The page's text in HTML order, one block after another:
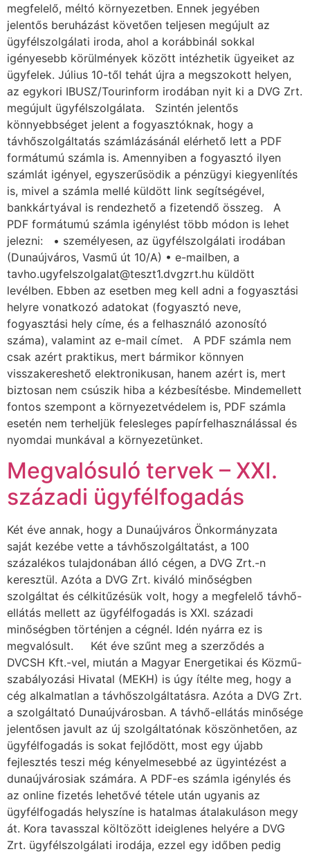
megfelelő, méltó környezetben. Ennek jegyében
jelentős beruházást követően teljesen megújult az
ügyfélszolgálati iroda, ahol a korábbinál sokkal
igényesebb körülmények között intézhetik ügyeiket az
ügyfelek. Július 10-től tehát újra a megszokott helyen,
az egykori IBUSZ/Tourinform irodában nyit ki a DVG Zrt.
megújult ügyfélszolgálata. Szintén jelentős
könnyebbséget jelent a fogyasztóknak, hogy a
távhőszolgáltatás számlázásánál elérhető lett a PDF
formátumú számla is. Amennyiben a fogyasztó ilyen
számlát igényel, egyszerűsödik a pénzügyi kiegyenlítés
is, mivel a számla mellé küldött link segítségével,
bankkártyával is rendezhető a fizetendő összeg. A
PDF formátumú számla igénylést több módon is lehet
jelezni: • személyesen, az ügyfélszolgálati irodában
(Dunaújváros, Vasmű út 10/A) • e-mailben, a
tavho.ugyfelszolgalat@teszt1.dvgzrt.hu küldött
levélben. Ebben az esetben meg kell adni a fogyasztási
helyre vonatkozó adatokat (fogyasztó neve,
fogyasztási hely címe, és a felhasználó azonosító
száma), valamint az e-mail címet. A PDF számla nem
csak azért praktikus, mert bármikor könnyen
visszakereshető elektronikusan, hanem azért is, mert
biztosan nem csúszik hiba a kézbesítésbe. Mindemellett
fontos szempont a környezetvédelem is, PDF számla
esetén nem terheljük felesleges papírfelhasználással és
nyomdai munkával a környezetünket.
Megvalósuló tervek – XXI.
századi ügyfélfogadás
Két éve annak, hogy a Dunaújváros Önkormányzata
saját kezébe vette a távhőszolgáltatást, a 100
százalékos tulajdonában álló cégen, a DVG Zrt.-n
keresztül. Azóta a DVG Zrt. kiváló minőségben
szolgáltat és célkitűzésük volt, hogy a megfelelő távhő-
ellátás mellett az ügyfélfogadás is XXI. századi
minőségben történjen a cégnél. Idén nyárra ez is
megvalósult. Két éve szűnt meg a szerződés a
DVCSH Kft.-vel, miután a Magyar Energetikai és Közmű-
szabályozási Hivatal (MEKH) is úgy ítélte meg, hogy a
cég alkalmatlan a távhőszolgáltatásra. Azóta a DVG Zrt.
a szolgáltató Dunaújvárosban. A távhő-ellátás minősége
jelentősen javult az új szolgáltatónak köszönhetően, az
ügyfélfogadás is sokat fejlődött, most egy újabb
fejlesztés teszi még kényelmesebbé az ügyintézést a
dunaújvárosiak számára. A PDF-es számla igénylés és
az online fizetés lehetővé tétele után ugyanis az
ügyfélfogadás helyszíne is hatalmas átalakuláson megy
át. Kora tavasszal költözött ideiglenes helyére a DVG
Zrt. ügyfélszolgálati irodája, ezzel egy időben pedig